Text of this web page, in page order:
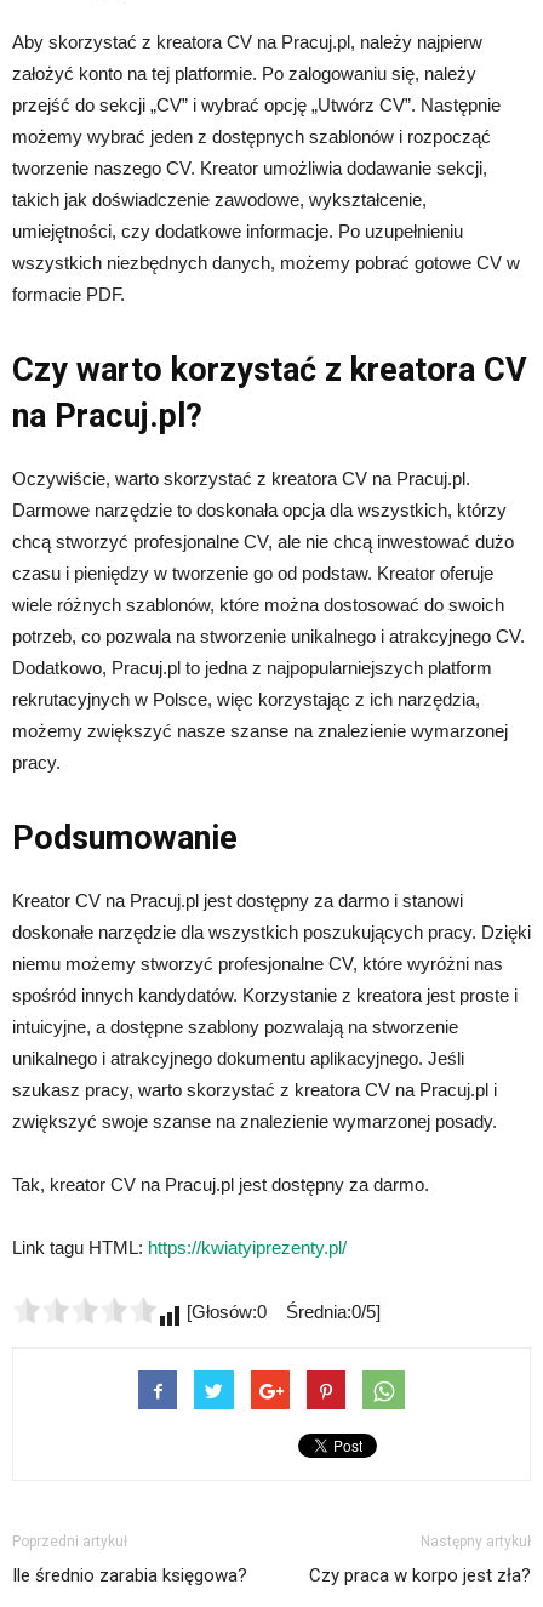
Aby skorzystać z kreatora CV na Pracuj.pl, należy najpierw
założyć konto na tej platformie. Po zalogowaniu się, należy
przejść do sekcji „CV” i wybrać opcję „Utwórz CV”. Następnie
możemy wybrać jeden z dostępnych szablonów i rozpocząć
tworzenie naszego CV. Kreator umożliwia dodawanie sekcji,
takich jak doświadczenie zawodowe, wykształcenie,
umiejętności, czy dodatkowe informacje. Po uzupełnieniu
wszystkich niezbędnych danych, możemy pobrać gotowe CV w
formacie PDF.
Czy warto korzystać z kreatora CV
na Pracuj.pl?
Oczywiście, warto skorzystać z kreatora CV na Pracuj.pl.
Darmowe narzędzie to doskonała opcja dla wszystkich, którzy
chcą stworzyć profesjonalne CV, ale nie chcą inwestować dużo
czasu i pieniędzy w tworzenie go od podstaw. Kreator oferuje
wiele różnych szablonów, które można dostosować do swoich
potrzeb, co pozwala na stworzenie unikalnego i atrakcyjnego CV.
Dodatkowo, Pracuj.pl to jedna z najpopularniejszych platform
rekrutacyjnych w Polsce, więc korzystając z ich narzędzia,
możemy zwiększyć nasze szanse na znalezienie wymarzonej
pracy.
Podsumowanie
Kreator CV na Pracuj.pl jest dostępny za darmo i stanowi
doskonałe narzędzie dla wszystkich poszukujących pracy. Dzięki
niemu możemy stworzyć profesjonalne CV, które wyróżni nas
spośród innych kandydatów. Korzystanie z kreatora jest proste i
intuicyjne, a dostępne szablony pozwalają na stworzenie
unikalnego i atrakcyjnego dokumentu aplikacyjnego. Jeśli
szukasz pracy, warto skorzystać z kreatora CV na Pracuj.pl i
zwiększyć swoje szanse na znalezienie wymarzonej posady.
Tak, kreator CV na Pracuj.pl jest dostępny za darmo.
Link tagu HTML: https://kwiatyiprezenty.pl/
[Głosów:0 Średnia:0/5]
Poprzedni artykuł
Ile średnio zarabia księgowa?
Następny artykuł
Czy praca w korpo jest zła?